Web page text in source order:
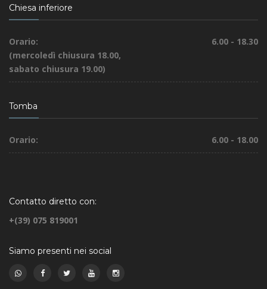
Chiesa inferiore
Orario:
6.00 - 18.30
(mercoledì chiusura 18.00,
sabato chiusura 19.00)
Tomba
Orario: 6.00 - 18.00
Contatto diretto con:
+(39) 075 819001
Siamo presenti nei social